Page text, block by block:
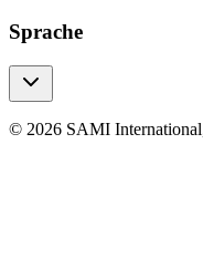
Sprache
© 2026 SAMI